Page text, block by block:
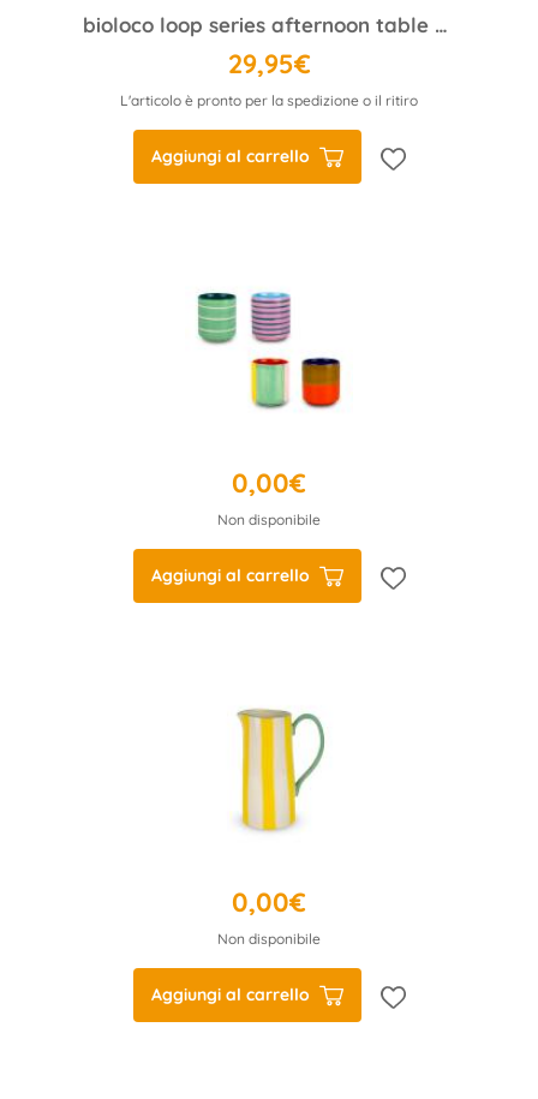
bioloco loop series afternoon table design inspired by William Morris
29,95€
L'articolo è pronto per la spedizione o il ritiro
Aggiungi al carrello
0,00€
Non disponibile
Aggiungi al carrello
0,00€
Non disponibile
Aggiungi al carrello